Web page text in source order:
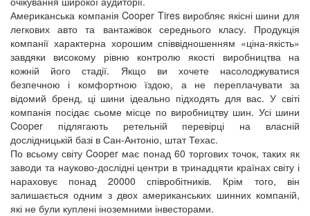
Американська компанія Cooper Tires виробляє якісні шини для
легкових авто та вантажівок середнього класу. Продукція
компанії характерна хорошим співвідношенням «ціна-якість»
завдяки високому рівню контролю якості виробництва на
кожній його стадії. Якщо ви хочете насолоджуватися
безпечною і комфортною їздою, а не переплачувати за
відомий бренд, ці шини ідеально підходять для вас. У світі
компанія посідає сьоме місце по виробництву шин. Усі шини
Cooper підлягають ретельній перевірці на власній
дослідницькій базі в Сан-Антоніо, штат Техас.
По всьому світу Cooper має понад 60 торгових точок, таких як
заводи та науково-дослідні центри в тринадцяти країнах світу і
нараховує понад 20000 співробітників. Крім того, він
залишається одним з двох американських шинних компаній,
які не були куплені іноземними інвесторами.